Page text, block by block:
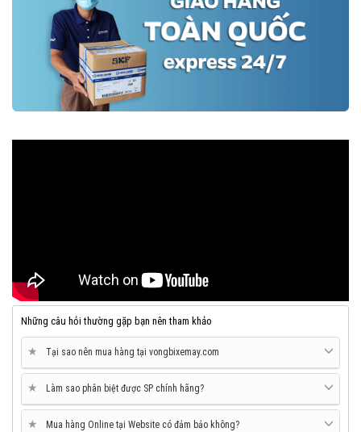
Những câu hỏi thường gặp bạn nên tham khảo
★ Tại sao nên mua hàng tại vongbixemay.com
★ Làm sao phân biệt được SP chính hãng?
★ Mua hàng Online tại Website có đảm bảo không?